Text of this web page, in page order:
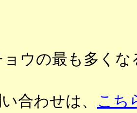
ウの最も多く
合わせは、 こち